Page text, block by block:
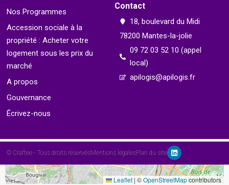
Leaflet | ©OpenStreetMapcontributors
Nos Programmes
Accession sociale à la
propriété : Acheter votre
logement sous les prix du
marché
A propos
Gouvernance
Écrivez-nous
Contact
18, boulevard du Midi
78200 Mantes-la-jolie
09 72 03 52 10 (appel
local)
apilogis@apilogis.fr
© Craftee - Tous droits réservésMentions légalesPlan du site